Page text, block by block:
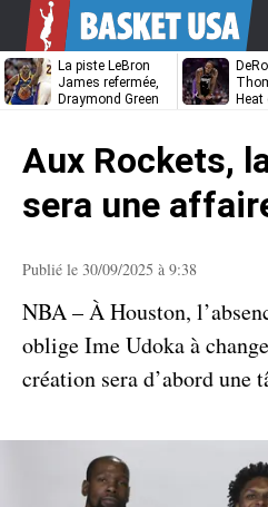
La piste LeBron
James refermée,
Draymond Green
Heat
Unibet
Aux Rockets,
sera une
Publié le 30/09/2025 à 9:38
NBA – À Houston,
oblige Ime Udoka à
création sera d’abord une